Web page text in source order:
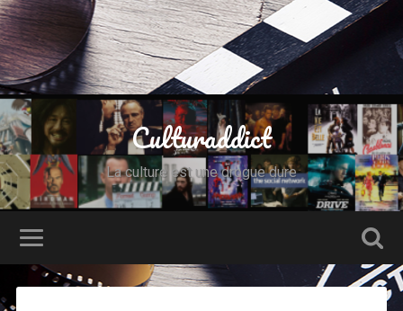
Culturaddict
La culture est une drogue dure